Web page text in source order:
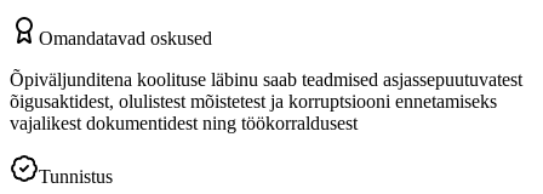
Omandatavad oskused
Õpiväljunditena koolituse läbinu saab teadmised asjassepuutuvatest
õigusaktidest, olulistest mõistetest ja korruptsiooni ennetamiseks
vajalikest dokumentidest ning töökorraldusest
Tunnistus